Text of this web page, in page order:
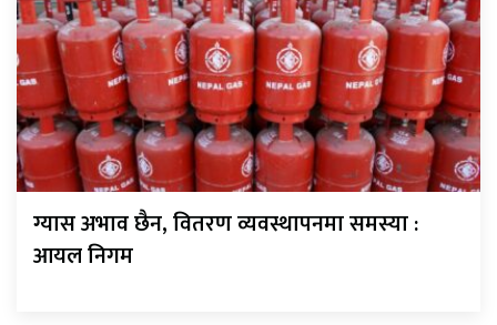
ग्यास अभाव छैन, वितरण व्यवस्थापनमा समस्या :
आयल निगम